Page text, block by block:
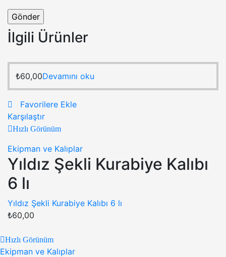
İlgili Ürünler
₺60,00Devamını oku
Favorilere Ekle
Karşılaştır
Hızlı Görünüm
Ekipman ve Kalıplar
Yıldız Şekli Kurabiye Kalıbı
6 lı
Yıldız Şekli Kurabiye Kalıbı 6 lı
₺60,00
Hızlı Görünüm
Ekipman ve Kalıplar